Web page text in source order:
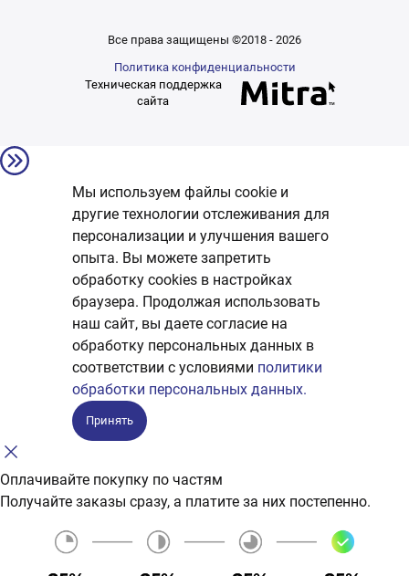
Все права защищены ©2018 - 2026
Политика конфиденциальности
Техническая поддержка
сайта
Мы используем файлы cookie и
другие технологии отслеживания для
персонализации и улучшения вашего
опыта. Вы можете запретить
обработку сookies в настройках
браузера. Продолжая использовать
наш сайт, вы даете согласие на
обработку персональных данных в
соответствии с условиями политики
обработки персональных данных.
Принять
Оплачивайте покупку по частям
Получайте заказы сразу, а платите за них постепенно.